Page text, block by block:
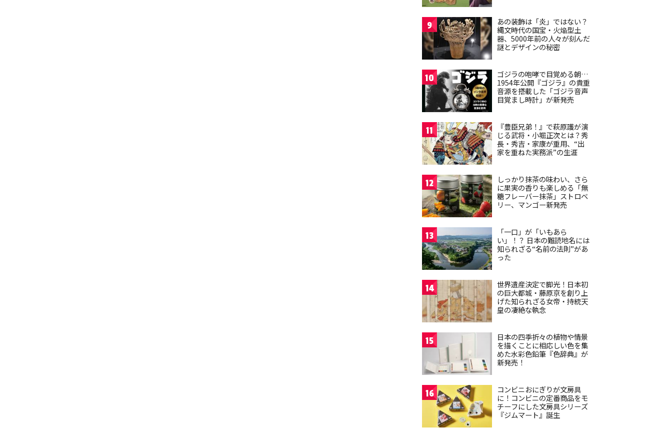
9
あの装飾は「炎」ではない？
縄文時代の国宝・火焔型土
器、5000年前の人々が刻んだ
謎とデザインの秘密
10
ゴジラの咆哮で目覚める朝…
1954年公開『ゴジラ』の貴重
音源を搭載した「ゴジラ音声
目覚まし時計」が新発売
11
『豊臣兄弟！』で萩原護が演
じる武将・小堀正次とは？秀
長・秀吉・家康が重用、“出
家を重ねた実務派”の生涯
12
しっかり抹茶の味わい、さら
に果実の香りも楽しめる「無
糖フレーバー抹茶」ストロベ
リー、マンゴー新発売
13
「一口」が「いもあら
い」！？ 日本の難読地名には
知られざる“名前の法則”があ
った
14
世界遺産決定で脚光！日本初
の巨大都城・藤原京を創り上
げた知られざる女帝・持統天
皇の凄絶な執念
15
日本の四季折々の植物や情景
を描くことに相応しい色を集
めた水彩色鉛筆『色辞典』が
新発売！
16
コンビニおにぎりが文房具
に！コンビニの定番商品をモ
チーフにした文房具シリーズ
『ジムマート』誕生